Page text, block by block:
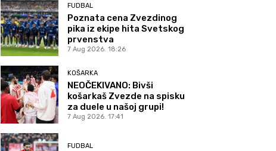
FUDBAL
Poznata cena Zvezdinog
pika iz ekipe hita Svetskog
prvenstva
7 Aug 2026. 18:26
KOŠARKA
NEOČEKIVANO: Bivši
košarkaš Zvezde na spisku
za duele u našoj grupi!
7 Aug 2026. 17:41
FUDBAL